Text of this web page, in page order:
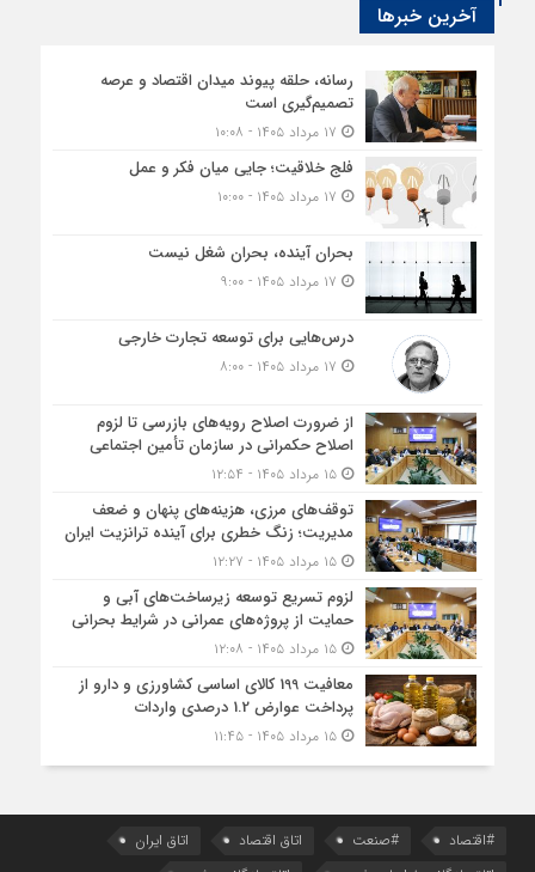
آخرین خبرها
رسانه، حلقه پیوند میدان اقتصاد و عرصه
تصمیم‌گیری است
فلج خلاقیت؛ جایی میان فکر و عمل
بحران آینده، بحران شغل نیست
درس‌هایی برای توسعه تجارت خارجی
از ضرورت اصلاح رویه‌های بازرسی تا لزوم
اصلاح حکمرانی در سازمان تأمین اجتماعی
۱۵ مرداد ۱۴۰۵ - ۱۲:۵۴
توقف‌های مرزی، هزینه‌های پنهان و ضعف
مدیریت؛ زنگ خطری برای آینده ترانزیت ایران
۱۵ مرداد ۱۴۰۵ - ۱۲:۲۷
لزوم تسریع توسعه زیرساخت‌های آبی و
حمایت از پروژه‌های عمرانی در شرایط بحرانی
۱۵ مرداد ۱۴۰۵ - ۱۲:۰۸
معافیت 199 کالای اساسی کشاورزی و دارو از
پرداخت عوارض 1.2 درصدی واردات
۱۵ مرداد ۱۴۰۵ - ۱۱:۴۵
#اقتصاد #صنعت اتاق اقتصاد
اتاق ایران